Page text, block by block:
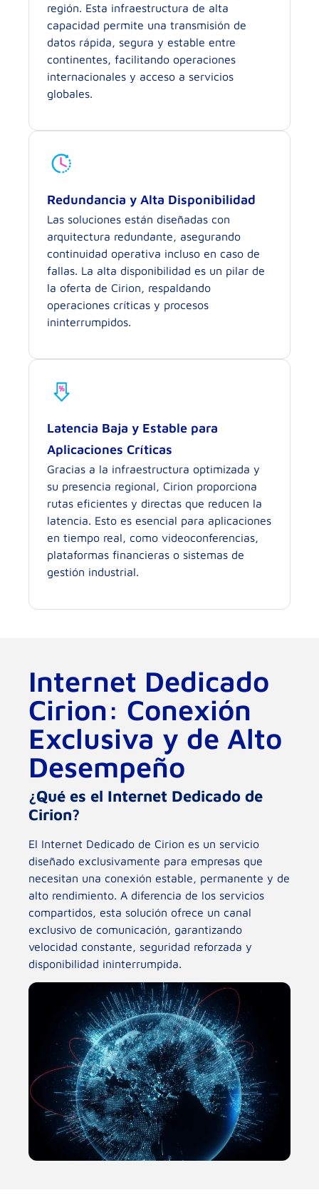
región. Esta infraestructura de alta
capacidad permite una transmisión de
datos rápida, segura y estable entre
continentes, facilitando operaciones
internacionales y acceso a servicios
globales.
Redundancia y Alta Disponibilidad
Las soluciones están diseñadas con
arquitectura redundante, asegurando
continuidad operativa incluso en caso de
fallas. La alta disponibilidad es un pilar de
la oferta de Cirion, respaldando
operaciones críticas y procesos
ininterrumpidos.
Latencia Baja y Estable para
Aplicaciones Críticas
Gracias a la infraestructura optimizada y
su presencia regional, Cirion proporciona
rutas eficientes y directas que reducen la
latencia. Esto es esencial para aplicaciones
en tiempo real, como videoconferencias,
plataformas financieras o sistemas de
gestión industrial.
Internet Dedicado
Cirion: Conexión
Exclusiva y de Alto
Desempeño
¿Qué es el Internet Dedicado de
Cirion?
El Internet Dedicado de Cirion es un servicio
diseñado exclusivamente para empresas que
necesitan una conexión estable, permanente y de
alto rendimiento. A diferencia de los servicios
compartidos, esta solución ofrece un canal
exclusivo de comunicación, garantizando
velocidad constante, seguridad reforzada y
disponibilidad ininterrumpida.